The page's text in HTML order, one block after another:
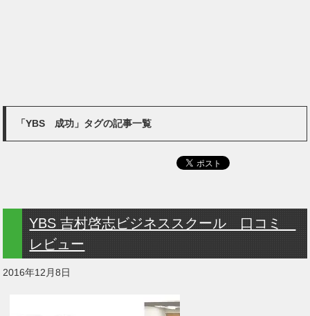
「YBS 成功」タグの記事一覧
YBS 吉村啓志ビジネススクール 口コミ
レビュー
2016年12月8日